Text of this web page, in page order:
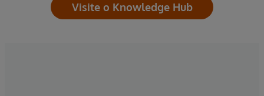
Visite o Knowledge Hub